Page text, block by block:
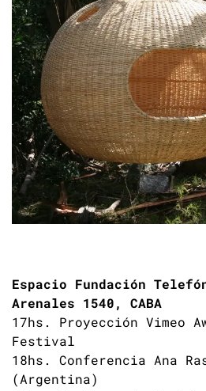
Espacio Fundación
Arenales 1540, CABA
17hs. Proyección Vimeo
Festival
18hs. Conferencia Ana
(Argentina)